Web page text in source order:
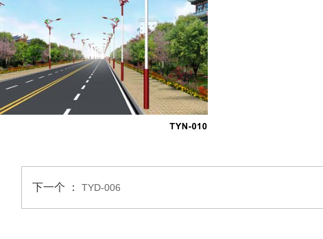
下一个 ：TYD-006